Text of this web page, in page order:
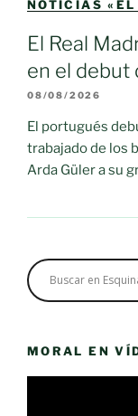
NOTICIAS «EL
El Real
en el debut
08/08/2026
El portugués
trabajado de los
Arda Güler a su
MORAL EN